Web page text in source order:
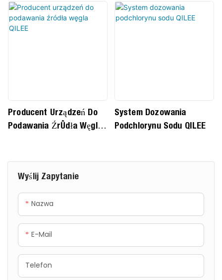
Wyślij Zapytanie
Nazwa
E-Mail
Telefon
podstawową funkcją jest
precyzyjne i stabilne
dozowanie określonych
co pozwala na skuteczne
usuwanie zanieczyszczeń,
bezpieczeństwa, zdrowia,
komfortu i zgodności z
normami jakości wody.
Producent Urządzeń Do
Podawania Źródła Węgla
System Dozowania
Podchlorynu Sodu QILEE